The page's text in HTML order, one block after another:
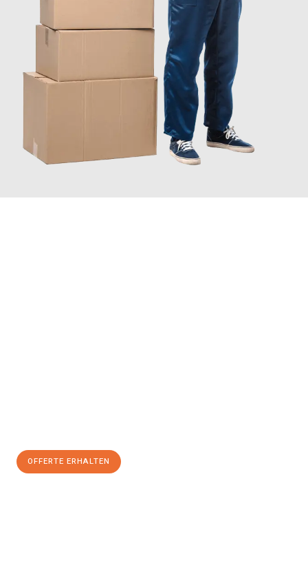
OFFERTE ERHALTEN